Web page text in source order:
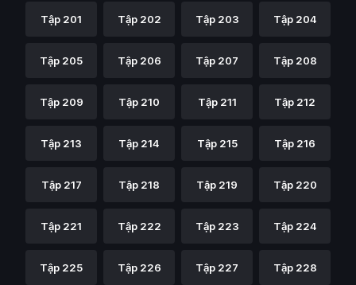
Tập 201 Tập 202 Tập 203 Tập 204
Tập 205 Tập 206 Tập 207 Tập 208
Tập 209 Tập 210 Tập 211 Tập 212
Tập 213 Tập 214 Tập 215 Tập 216
Tập 217 Tập 218 Tập 219 Tập 220
Tập 221 Tập 222 Tập 223 Tập 224
Tập 225 Tập 226 Tập 227 Tập 228